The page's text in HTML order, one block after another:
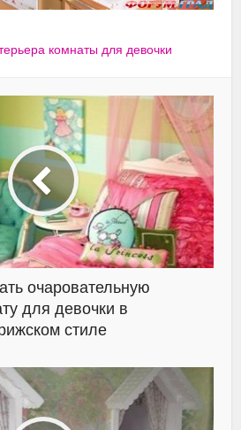
комнаты для девочки
очаровательную
для девочки в
стиле